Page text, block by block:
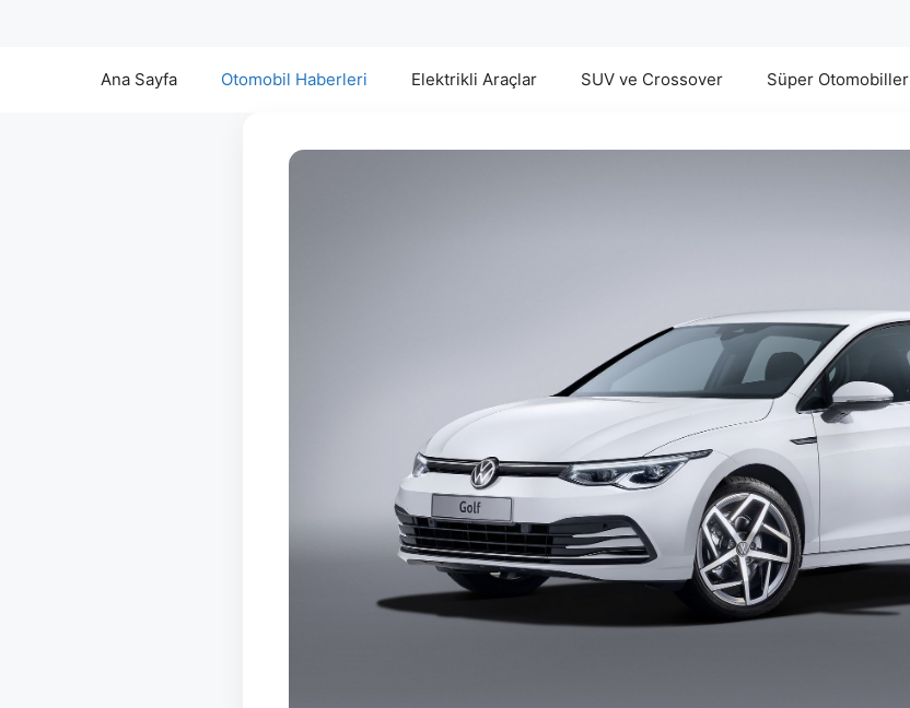
Ana Sayfa Otomobil Haberleri Elektrikli Araçlar SUV ve Crossover Süper Otomobiller